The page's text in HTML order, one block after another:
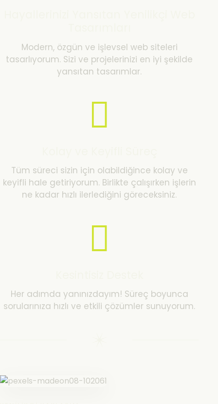
Modern, özgün ve işlevsel web siteleri
tasarlıyorum. Sizi ve projelerinizi en iyi şekilde
yansıtan tasarımlar.
Tüm süreci sizin için olabildiğince kolay ve
keyifli hale getiriyorum. Birlikte çalışırken işlerin
ne kadar hızlı ilerlediğini göreceksiniz.
Her adımda yanınızdayım! Süreç boyunca
sorularınıza hızlı ve etkili çözümler sunuyorum.